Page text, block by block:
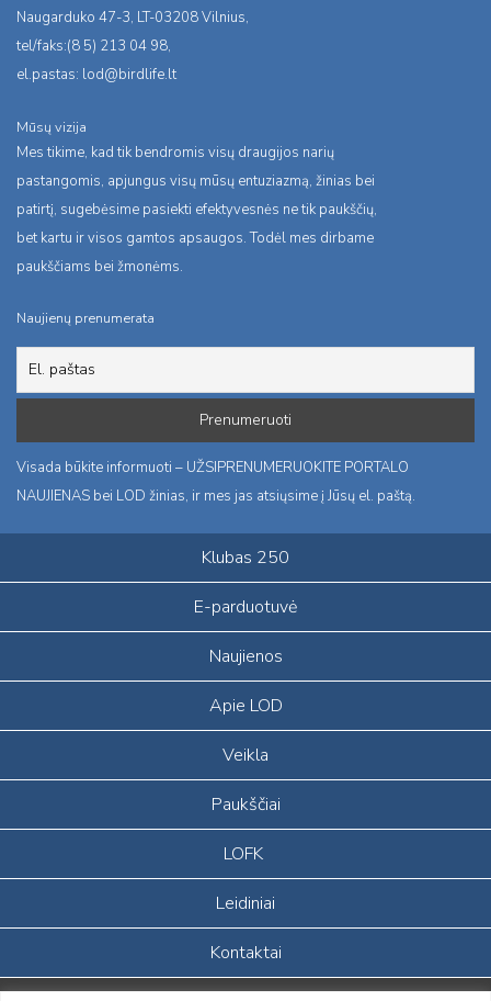
Naugarduko 47-3, LT-03208 Vilnius,
tel/faks:(8 5) 213 04 98,
el.pastas: lod@birdlife.lt
Mūsų vizija
Mes tikime, kad tik bendromis visų draugijos narių
pastangomis, apjungus visų mūsų entuziazmą, žinias bei
patirtį, sugebėsime pasiekti efektyvesnės ne tik paukščių,
bet kartu ir visos gamtos apsaugos. Todėl mes dirbame
paukščiams bei žmonėms.
Naujienų prenumerata
Visada būkite informuoti – UŽSIPRENUMERUOKITE PORTALO
NAUJIENAS bei LOD žinias, ir mes jas atsiųsime į Jūsų el. paštą.
Klubas 250
E-parduotuvė
Naujienos
Apie LOD
Veikla
Paukščiai
LOFK
Leidiniai
Kontaktai